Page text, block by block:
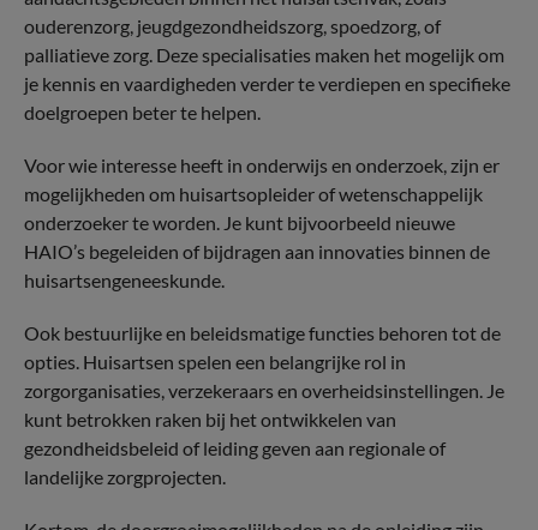
ouderenzorg, jeugdgezondheidszorg, spoedzorg, of
palliatieve zorg. Deze specialisaties maken het mogelijk om
je kennis en vaardigheden verder te verdiepen en specifieke
doelgroepen beter te helpen.
Voor wie interesse heeft in onderwijs en onderzoek, zijn er
mogelijkheden om huisartsopleider of wetenschappelijk
onderzoeker te worden. Je kunt bijvoorbeeld nieuwe
HAIO’s begeleiden of bijdragen aan innovaties binnen de
huisartsengeneeskunde.
Ook bestuurlijke en beleidsmatige functies behoren tot de
opties. Huisartsen spelen een belangrijke rol in
zorgorganisaties, verzekeraars en overheidsinstellingen. Je
kunt betrokken raken bij het ontwikkelen van
gezondheidsbeleid of leiding geven aan regionale of
landelijke zorgprojecten.